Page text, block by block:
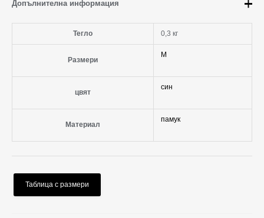
Допълнителна информация
Тегло 0,3 кг
Размери
M
цвят
син
Материал
памук
Таблица с размери